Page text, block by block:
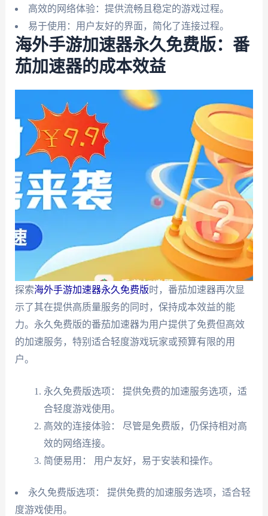
高效的网络体验：提供流畅且稳定的游戏过程。
易于使用：用户友好的界面，简化了连接过程。
海外手游加速器永久免费版：番
茄加速器的成本效益
探索海外手游加速器永久免费版时，番茄加速器再次显
示了其在提供高质量服务的同时，保持成本效益的能
力。永久免费版的番茄加速器为用户提供了免费但高效
的加速服务，特别适合轻度游戏玩家或预算有限的用
户。
永久免费版选项： 提供免费的加速服务选项，适
合轻度游戏使用。
高效的连接体验： 尽管是免费版，仍保持相对高
效的网络连接。
简便易用： 用户友好，易于安装和操作。
永久免费版选项： 提供免费的加速服务选项，适合轻
度游戏使用。